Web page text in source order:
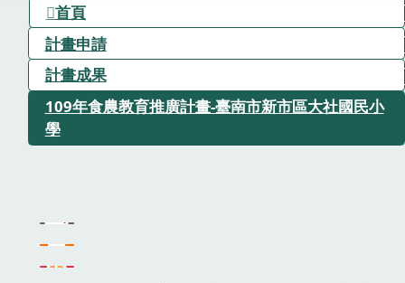
首頁
計畫申請
計畫成果
109年食農教育推廣計畫-臺南市新市區大社國民小
學